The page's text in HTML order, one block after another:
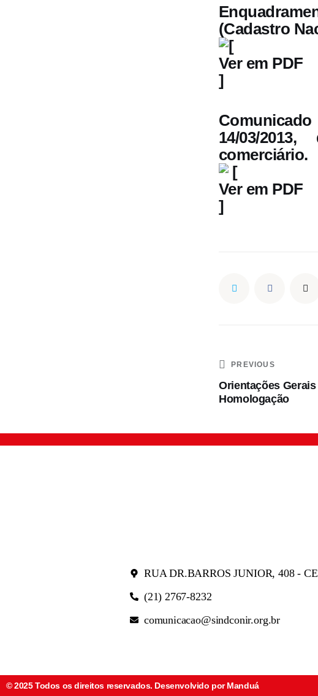
(Cadastro
[
Ver em PDF
]
14/03/
comerciário.
[
Ver em PDF
]
PREVIOUS
Orientações Gerais
Homologação
RUA DR.BARROS JUNIOR, 408 -
(21) 2767-8232
comunicacao@sindconir.org.br
© 2025 Todos os direitos reservados. Desenvolvido por Manduá